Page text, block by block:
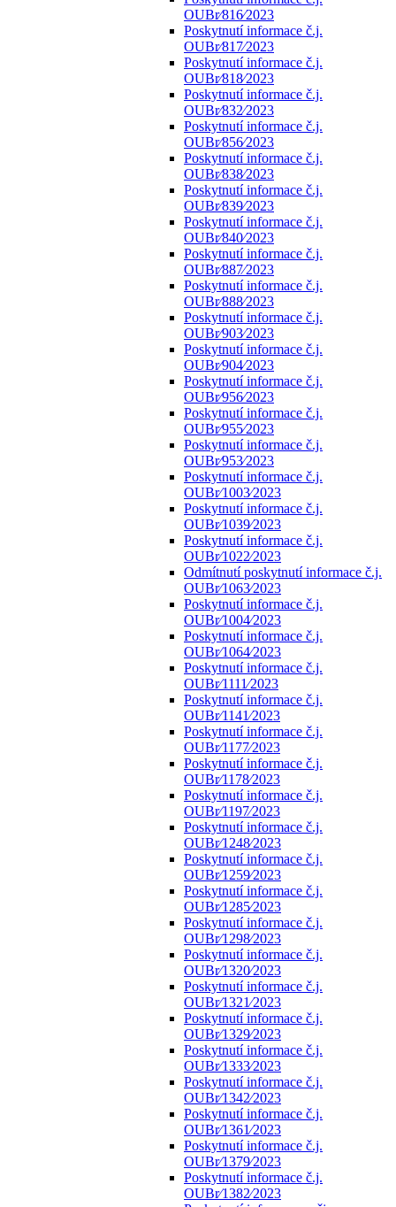
OUBr⁄816⁄2023
Poskytnutí informace č.j.
OUBr⁄817⁄2023
Poskytnutí informace č.j.
OUBr⁄818⁄2023
Poskytnutí informace č.j.
OUBr⁄832⁄2023
Poskytnutí informace č.j.
OUBr⁄856⁄2023
Poskytnutí informace č.j.
OUBr⁄838⁄2023
Poskytnutí informace č.j.
OUBr⁄839⁄2023
Poskytnutí informace č.j.
OUBr⁄840⁄2023
Poskytnutí informace č.j.
OUBr⁄887⁄2023
Poskytnutí informace č.j.
OUBr⁄888⁄2023
Poskytnutí informace č.j.
OUBr⁄903⁄2023
Poskytnutí informace č.j.
OUBr⁄904⁄2023
Poskytnutí informace č.j.
OUBr⁄956⁄2023
Poskytnutí informace č.j.
OUBr⁄955⁄2023
Poskytnutí informace č.j.
OUBr⁄953⁄2023
Poskytnutí informace č.j.
OUBr⁄1003⁄2023
Poskytnutí informace č.j.
OUBr⁄1039⁄2023
Poskytnutí informace č.j.
OUBr⁄1022⁄2023
Odmítnutí poskytnutí informace č.j.
OUBr⁄1063⁄2023
Poskytnutí informace č.j.
OUBr⁄1004⁄2023
Poskytnutí informace č.j.
OUBr⁄1064⁄2023
Poskytnutí informace č.j.
OUBr⁄1111⁄2023
Poskytnutí informace č.j.
OUBr⁄1141⁄2023
Poskytnutí informace č.j.
OUBr⁄1177⁄2023
Poskytnutí informace č.j.
OUBr⁄1178⁄2023
Poskytnutí informace č.j.
OUBr⁄1197⁄2023
Poskytnutí informace č.j.
OUBr⁄1248⁄2023
Poskytnutí informace č.j.
OUBr⁄1259⁄2023
Poskytnutí informace č.j.
OUBr⁄1285⁄2023
Poskytnutí informace č.j.
OUBr⁄1298⁄2023
Poskytnutí informace č.j.
OUBr⁄1320⁄2023
Poskytnutí informace č.j.
OUBr⁄1321⁄2023
Poskytnutí informace č.j.
OUBr⁄1329⁄2023
Poskytnutí informace č.j.
OUBr⁄1333⁄2023
Poskytnutí informace č.j.
OUBr⁄1342⁄2023
Poskytnutí informace č.j.
OUBr⁄1361⁄2023
Poskytnutí informace č.j.
OUBr⁄1379⁄2023
Poskytnutí informace č.j.
OUBr⁄1382⁄2023